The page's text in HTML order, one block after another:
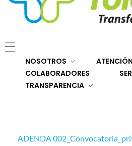
NOSOTROS
COLABORADORES
TRANSPARENCIA
ADENDA